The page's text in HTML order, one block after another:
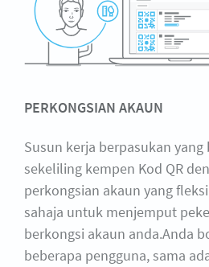
PERKONGSIAN AKAUN
Susun kerja berpasukan yang
sekeliling kempen Kod QR
perkongsian akaun yang
sahaja untuk menjemput
berkongsi akaun anda.Anda
beberapa pengguna, sama